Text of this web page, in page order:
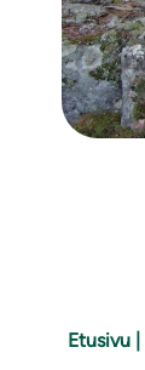
Etusivu